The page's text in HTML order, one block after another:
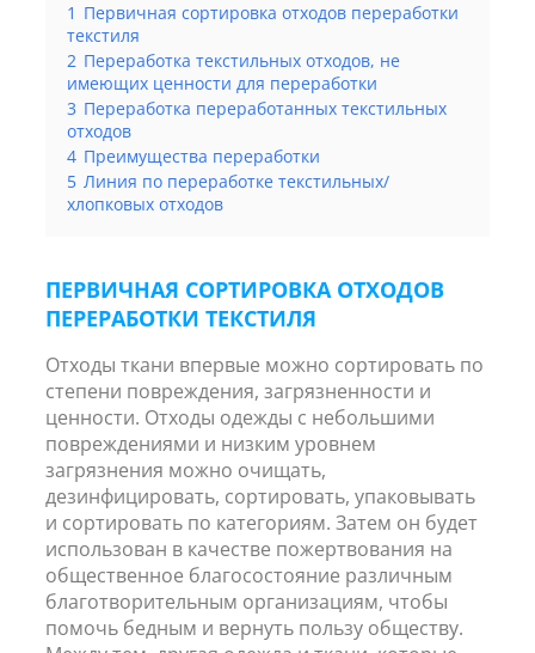
1 Первичная сортировка отходов переработки
текстиля
2 Переработка текстильных отходов, не
имеющих ценности для переработки
3 Переработка переработанных текстильных
отходов
4 Преимущества переработки
5 Линия по переработке текстильных/
хлопковых отходов
ПЕРВИЧНАЯ СОРТИРОВКА ОТХОДОВ
ПЕРЕРАБОТКИ ТЕКСТИЛЯ
Отходы ткани впервые можно сортировать по
степени повреждения, загрязненности и
ценности. Отходы одежды с небольшими
повреждениями и низким уровнем
загрязнения можно очищать,
дезинфицировать, сортировать, упаковывать
и сортировать по категориям. Затем он будет
использован в качестве пожертвования на
общественное благосостояние различным
благотворительным организациям, чтобы
помочь бедным и вернуть пользу обществу.